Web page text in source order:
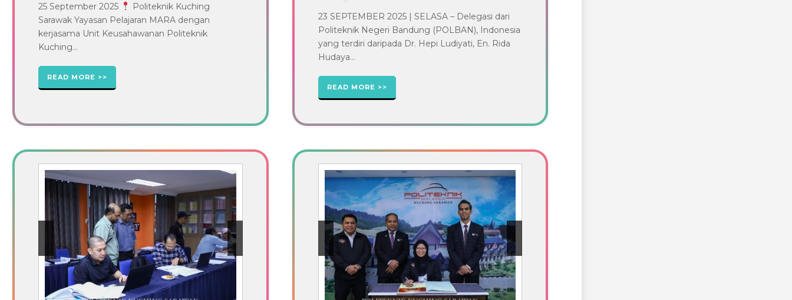
25 September 2025
Politeknik Kuching
Sarawak Yayasan Pelajaran MARA dengan
kerjasama Unit Keusahawanan Politeknik
Kuching...
READ MORE
23 SEPTEMBER 2025 | SELASA – Delegasi dari
Politeknik Negeri Bandung (POLBAN), Indonesia
yang terdiri daripada Dr. Hepi Ludiyati, En. Rida
Hudaya...
READ MORE